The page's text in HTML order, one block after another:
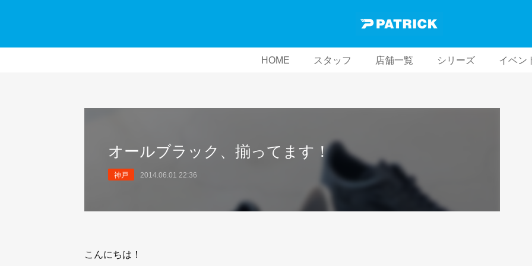
HOME スタッフ 店舗一覧 シリーズ イベン
オールブラック、揃ってます！
神戸 2014.06.01 22:36
こんにちは！